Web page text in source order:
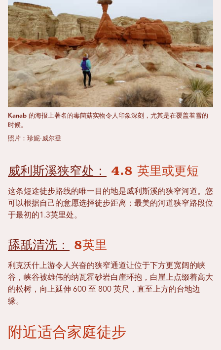
Kanab 的海报上著名的毒菌菇实物令人印象深刻，尤其是在覆盖着雪的
时候。
照片：珍妮·威尔登
威利斯溪狭窄处： 4.8 英里或更短
这条短途徒步路线的唯一目的地是威利斯溪的狭窄河道。您
可以根据自己的意愿选择徒步距离；最美的河道狭窄路段位
于最初的1.3英里处。
舔舐清洗： 8英里
利克沃什上游令人兴奋的狭窄通道让位于下方更宽阔的峡
谷，峡谷被雄伟的纳瓦霍砂岩白崖环抱，白崖上点缀着高大
的松树，向上延伸 600 至 800 英尺，直至上方的台地边
缘。
附近适合家庭徒步